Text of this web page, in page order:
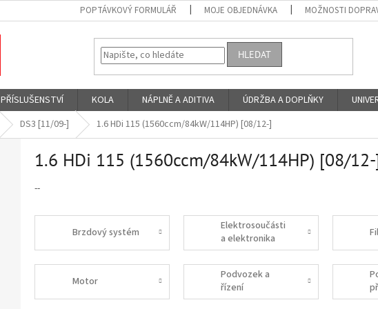
POPTÁVKOVÝ FORMULÁŘ MOJE OBJEDNÁVKA MOŽNOSTI
HLEDAT
PŘÍSLUŠENSTVÍ KOLA NÁPLNĚ A ADITIVA ÚDRŽBA A DOPLŇKY
DS3 [11/09-] 1.6 HDi 115 (1560ccm/84kW/114HP) [08/12-]
1.6 HDi 115 (1560ccm/84kW/114HP) [08/
--
Brzdový systém
Elektrosoučásti
a elektronika
Motor
Podvozek a
řízení